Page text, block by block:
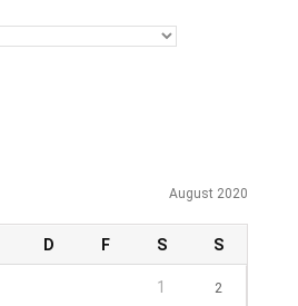
August 2020
D F S S
1 2